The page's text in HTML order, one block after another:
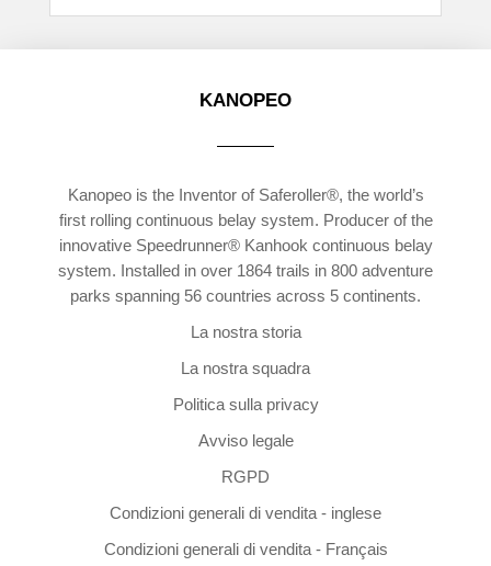
KANOPEO
Kanopeo is the Inventor of Saferoller®, the world’s
first rolling continuous belay system. Producer of the
innovative Speedrunner® Kanhook continuous belay
system. Installed in over 1864 trails in 800 adventure
parks spanning 56 countries across 5 continents.
La nostra storia
La nostra squadra
Politica sulla privacy
Avviso legale
RGPD
Condizioni generali di vendita - inglese
Condizioni generali di vendita - Français